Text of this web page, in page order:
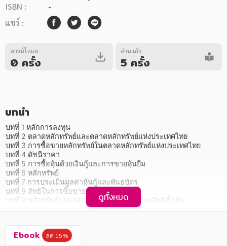
หมวดหมู่ยอดนิยม
หนังสือออกใหม่ หนังสือยอดนิยม หนังสือเช่า
อีบุ๊กอ่านฟรี
หมวดหมู่หนังสือ
อาหาร สุขภาพ การแพทย์
ศิลปะ บันเทิง กีฬา ท่องเที่ยว
สังคม วัฒนธรรม การปกครอง ศาสนาและปรัชญา
ศาสนา และปรัชญา
การเงิน การลงทุน บริหาร
ISBN :
-
แชร์ :
ดาวน์โหลด
0 ครั้ง
อ่านแล้ว
5 ครั้ง
บทนำ
บทที่ 1 หลักการลงทุน
บทที่ 2 ตลาดหลักทรัพย์และตลาดหลักทรัพย์แห่งประเทศไทย
บทที่ 3 การซื้อขายหลักทรัพย์ในตลาดหลักทรัพย์แห่งประเทศไทย
บทที่ 4 ดัชนีราคา
บทที่ 5 การซื้อหุ้นด้วยเงินกู้และการขายหุ้นยืม
บทที่ 6 หลักทรัพย์
บทที่ 7 การประเมินมูลค่าหุ้นกู้และพันธบัตร
บทที่ 8 สิทธิในการซื้อขายหุ้น
บทที่ 9 หลักทรัพย์แปลงสภาพและใบสำคัญแสดงสิทธิซื้อหุ้น
บทที่ 10 ปัจจัยที่ส่งผลกระทบต่อการลงทุน
การตัดสินใจลงทุนในหลักทรัพย์
บทที่ 12 ผลตอบแทนและความเสี่ยง
ดูทั้งหมด
Ebook ลด 15%